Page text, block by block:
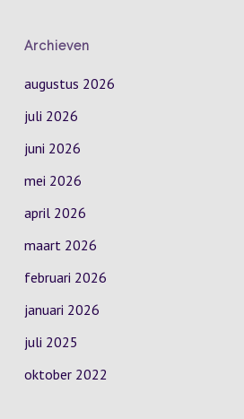
Archieven
augustus 2026
juli 2026
juni 2026
mei 2026
april 2026
maart 2026
februari 2026
januari 2026
juli 2025
oktober 2022